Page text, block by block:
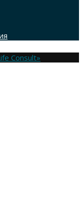
Consult»